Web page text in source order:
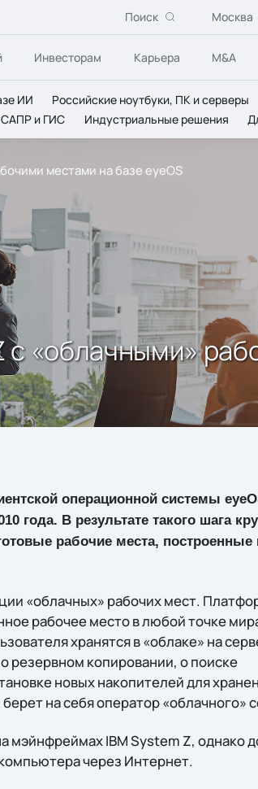
Поиск Москва
Инвесторам Карьера M&A
ИИ Российские ноутбуки, ПК и серверы
САПР и ГИС
Индустриальные решения
местами на базе eyeOS
«облачными»
операционной системы
года. В результате такого шага
рабочие места, построенные
«облачных» рабочих мест.
рабочее место в любой точке
хранятся в «облаке» на
резервном копировании, о поиске
новых накопителей для
на себя оператор «облачного»
мэйнфреймах IBM System Z, однако
через Интернет.